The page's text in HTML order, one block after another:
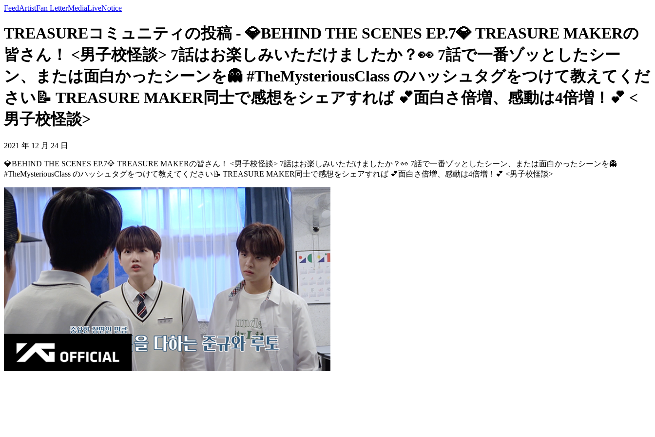
FeedArtistFan LetterMediaLiveNotice
TREASUREコミュニティの投稿 - 💎BEHIND THE SCENES EP.7💎 TREASURE MAKERの
皆さん！ <男子校怪談> 7話はお楽しみいただけましたか？👀 7話で一番ゾッとしたシー
ン、または面白かったシーンを👻 #TheMysteriousClass のハッシュタグをつけて教えてくだ
さい📝 TREASURE MAKER同士で感想をシェアすれば 💕面白さ倍増、感動は4倍増！💕 <
男子校怪談>
2021 年 12 月 24 日
💎BEHIND THE SCENES EP.7💎 TREASURE MAKERの皆さん！ <男子校怪談> 7話はお楽しみいただけましたか？👀 7話で一番ゾッとしたシーン、または面白かったシーンを👻
#TheMysteriousClass のハッシュタグをつけて教えてください📝 TREASURE MAKER同士で感想をシェアすれば 💕面白さ倍増、感動は4倍増！💕 <男子校怪談>